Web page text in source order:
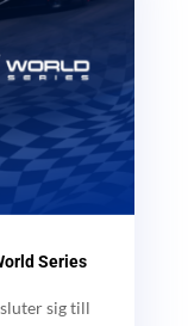
Series
sig till